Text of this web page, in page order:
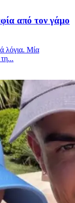
από τον γάμο
λόγια. Μία